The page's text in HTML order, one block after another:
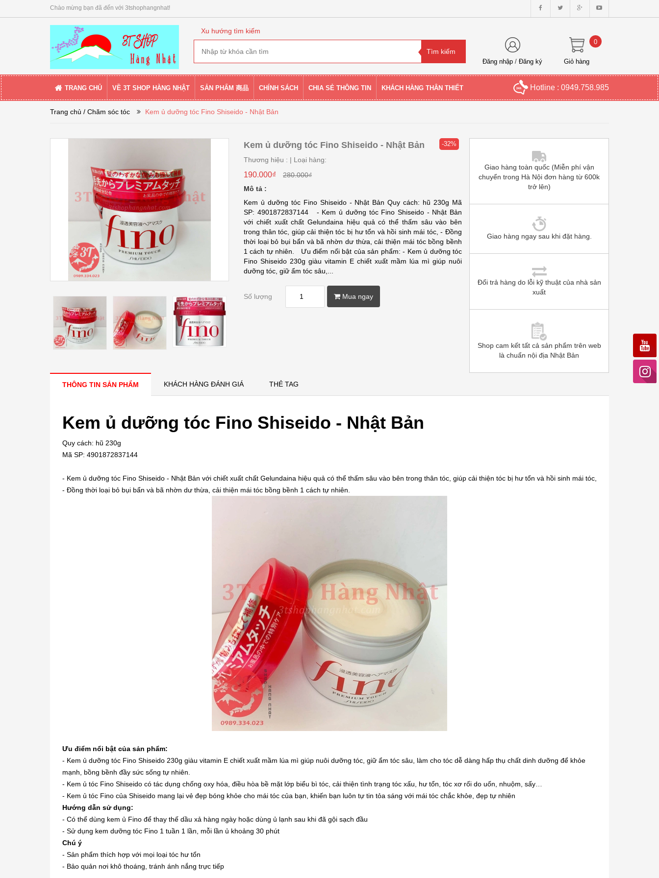
Chào mừng bạn đã đến với 3tshophangnhat!
Xu hướng tìm kiếm
Đăng nhập /Đăng ký Giỏ hàng
0
TRANG CHỦ VỀ 3T SHOP HÀNG NHẬT SẢN PHẨM 商品 CHÍNH SÁCH CHIA SẺ THÔNG TIN KHÁCH HÀNG THÂN THIẾT Hotline : 0949.758.985
Trang chủ / Chăm sóc tóc Kem ủ dưỡng tóc Fino Shiseido - Nhật Bản
Kem ủ dưỡng tóc Fino Shiseido - Nhật Bản -32%
Thương hiệu : | Loại hàng:
190.000₫
280.000₫
Mô tả :
Kem ủ dưỡng tóc Fino Shiseido - Nhật Bản Quy cách: hũ 230g Mã
SP: 4901872837144 - Kem ủ dưỡng tóc Fino Shiseido - Nhật Bản
với chiết xuất chất Gelundaina hiệu quả có thể thấm sâu vào bên
trong thân tóc, giúp cải thiện tóc bị hư tổn và hồi sinh mái tóc, - Đồng
thời loại bỏ bụi bẩn và bã nhờn dư thừa, cải thiện mái tóc bồng bềnh
1 cách tự nhiên. Ưu điểm nổi bật của sản phẩm: - Kem ủ dưỡng tóc
Fino Shiseido 230g giàu vitamin E chiết xuất mầm lúa mì giúp nuôi
dưỡng tóc, giữ ẩm tóc sâu,...
Số lượng Mua ngay
Giao hàng toàn quốc (Miễn phí vận
chuyển trong Hà Nội đơn hàng từ 600k
trở lên)
Giao hàng ngay sau khi đặt hàng.
Đổi trả hàng do lỗi kỹ thuật của nhà sản
xuất
Shop cam kết tất cả sản phẩm trên web
là chuẩn nội địa Nhật Bản
THÔNG TIN SẢN PHẨM KHÁCH HÀNG ĐÁNH GIÁ THẺ TAG
Kem ủ dưỡng tóc Fino Shiseido - Nhật Bản
Quy cách: hũ 230g
Mã SP: 4901872837144
- Kem ủ dưỡng tóc Fino Shiseido - Nhật Bản với chiết xuất chất Gelundaina hiệu quả có thể thấm sâu vào bên trong thân tóc, giúp cải thiện tóc bị hư tổn và hồi sinh mái tóc,
- Đồng thời loại bỏ bụi bẩn và bã nhờn dư thừa, cải thiện mái tóc bồng bềnh 1 cách tự nhiên.
Ưu điểm nổi bật của sản phẩm:
- Kem ủ dưỡng tóc Fino Shiseido 230g giàu vitamin E chiết xuất mầm lúa mì giúp nuôi dưỡng tóc, giữ ẩm tóc sâu, làm cho tóc dễ dàng hấp thụ chất dinh dưỡng để khỏe
mạnh, bồng bềnh đầy sức sống tự nhiên.
- Kem ủ tóc Fino Shiseido có tác dụng chống oxy hóa, điều hòa bề mặt lớp biểu bì tóc, cải thiện tình trạng tóc xấu, hư tổn, tóc xơ rối do uốn, nhuộm, sấy…
- Kem ủ tóc Fino của Shiseido mang lại vẻ đẹp bóng khỏe cho mái tóc của bạn, khiến bạn luôn tự tin tỏa sáng với mái tóc chắc khỏe, đẹp tự nhiên
Hướng dẫn sử dụng:
- Có thể dùng kem ủ Fino để thay thế dầu xả hàng ngày hoặc dùng ủ lạnh sau khi đã gội sạch đầu
- Sử dụng kem dưỡng tóc Fino 1 tuần 1 lần, mỗi lần ủ khoảng 30 phút
Chú ý
- Sản phẩm thích hợp với mọi loại tóc hư tổn
- Bảo quản nơi khô thoáng, tránh ánh nắng trực tiếp